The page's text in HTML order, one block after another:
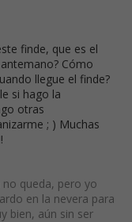
finde, que es el
Cómo
llegue el finde?
si hago la
otras
; ) Muchas
queda, pero yo
en la nevera para
bien, aún sin ser